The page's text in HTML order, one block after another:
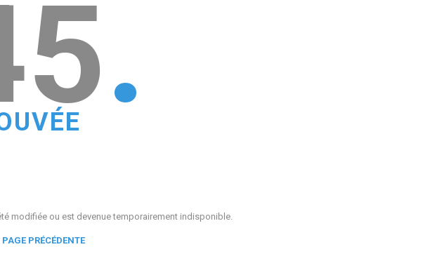
.
modifiée ou est devenue temporairement indisponible.
PAGE PRÉCÉDENTE